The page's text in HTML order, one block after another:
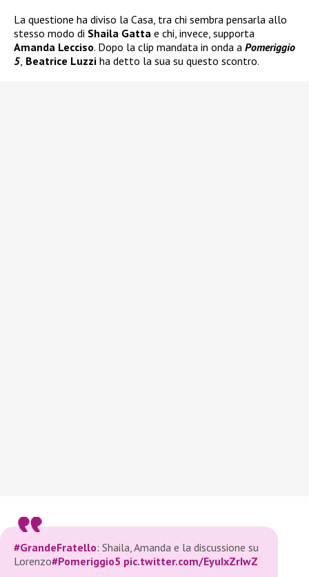
La questione ha diviso la Casa, tra chi sembra pensarla allo
stesso modo di Shaila Gatta e chi, invece, supporta
Amanda Lecciso. Dopo la clip mandata in onda a Pomeriggio
5, Beatrice Luzzi ha detto la sua su questo scontro.
#GrandeFratello: Shaila, Amanda e la discussione su
Lorenzo#Pomeriggio5 pic.twitter.com/EyuIxZrIwZ